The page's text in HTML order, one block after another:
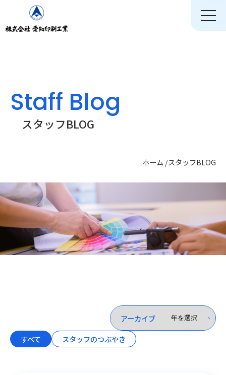
toggle
Staff Blog
スタッフBLOG
ホーム /スタッフBLOG
アーカイブ
すべて
スタッフのつぶやき